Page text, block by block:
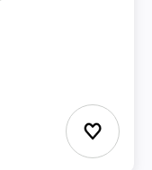
Ajouter